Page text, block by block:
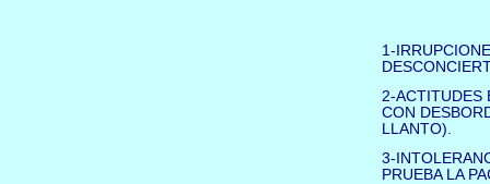
1-
2-ACTITUDES
CON
LLANTO).
3-
PRUEBA LA